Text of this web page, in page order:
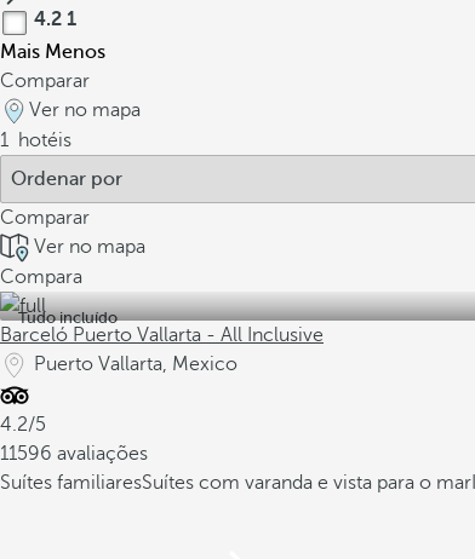
4.2 1
Mais Menos
Comparar
Ver no mapa
1 hotéis
Comparar
Ver no mapa
Compara
Tudo incluído
Barceló Puerto Vallarta - All Inclusive
Puerto Vallarta, Mexico
4.2/5
11596 avaliações
Suítes familiaresSuítes com varanda e vista para o mar